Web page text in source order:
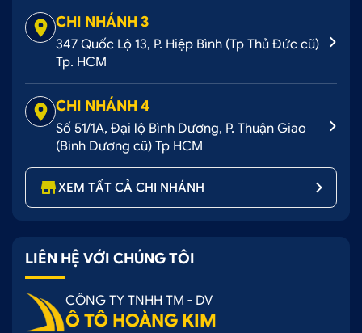
CHI NHÁNH 3
347 Quốc Lộ 13, P. Hiệp Bình (Tp Thủ Đức cũ)
Tp. HCM
CHI NHÁNH 4
Số 51/1A, Đại lộ Bình Dương, P. Thuận Giao
(Bình Dương cũ) Tp HCM
XEM TẤT CẢ CHI NHÁNH
LIÊN HỆ VỚI CHÚNG TÔI
CÔNG TY TNHH TM - DV
Ô TÔ HOÀNG KIM